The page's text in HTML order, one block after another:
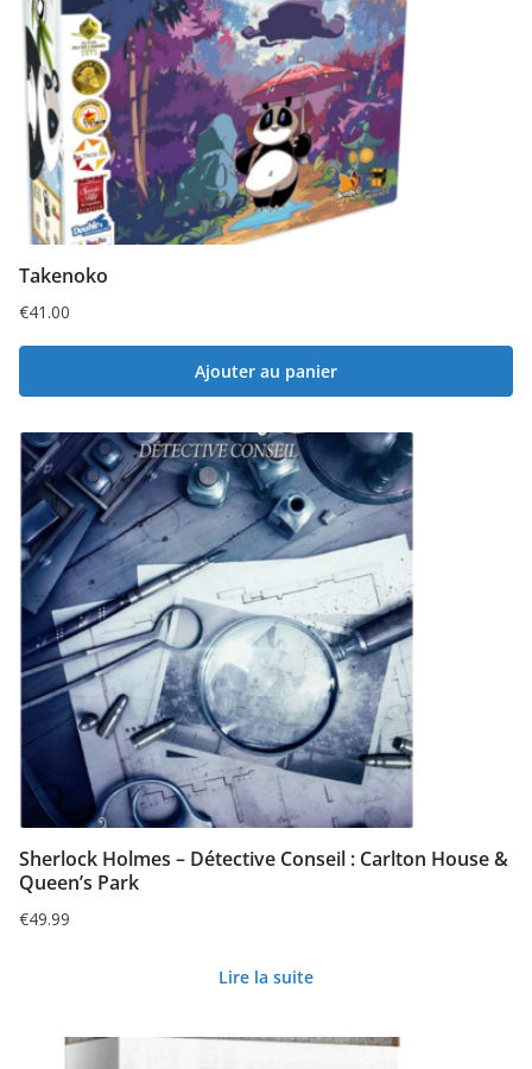
Takenoko
€41.00
Ajouter au panier
Sherlock Holmes – Détective Conseil : Carlton House &
Queen’s Park
€49.99
Lire la suite